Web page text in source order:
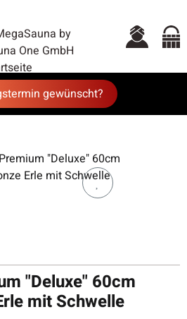
gewünscht?
"Deluxe" 60cm
mit Schwelle